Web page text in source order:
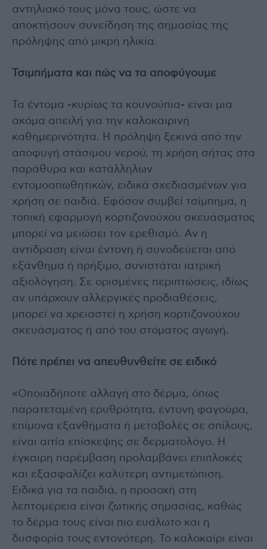
αντηλιακό τους μόνα τους, ώστε να
αποκτήσουν συνείδηση της σημασίας της
πρόληψης από μικρή ηλικία.
Τσιμπήματα και πώς να τα αποφύγουμε
Τα έντομα -κυρίως τα κουνούπια- είναι μια
ακόμα απειλή για την καλοκαιρινή
καθημερινότητα. Η πρόληψη ξεκινά από την
αποφυγή στάσιμου νερού, τη χρήση σήτας στα
παράθυρα και κατάλληλων
εντομοαπωθητικών, ειδικά σχεδιασμένων για
χρήση σε παιδιά. Εφόσον συμβεί τσίμπημα, η
τοπική εφαρμογή κορτιζονούχου σκευάσματος
μπορεί να μειώσει τον ερεθισμό. Αν η
αντίδραση είναι έντονη ή συνοδεύεται από
εξάνθημα ή πρήξιμο, συνιστάται ιατρική
αξιολόγηση. Σε ορισμένες περιπτώσεις, ιδίως
αν υπάρχουν αλλεργικές προδιαθέσεις,
μπορεί να χρειαστεί η χρήση κορτιζονούχου
σκευάσματος ή από του στόματος αγωγή.
Πότε πρέπει να απευθυνθείτε σε ειδικό
«Οποιαδήποτε αλλαγή στο δέρμα, όπως
παρατεταμένη ερυθρότητα, έντονη φαγούρα,
επίμονα εξανθήματα ή μεταβολές σε σπίλους,
είναι αιτία επίσκεψης σε δερματολόγο. Η
έγκαιρη παρέμβαση προλαμβάνει επιπλοκές
και εξασφαλίζει καλύτερη αντιμετώπιση.
Ειδικά για τα παιδιά, η προσοχή στη
λεπτομέρεια είναι ζωτικής σημασίας, καθώς
το δέρμα τους είναι πιο ευάλωτο και η
δυσφορία τους εντονότερη. Το καλοκαίρι είναι